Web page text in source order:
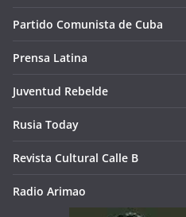
Partido Comunista de Cuba
Prensa Latina
Juventud Rebelde
Rusia Today
Revista Cultural Calle B
Radio Arimao